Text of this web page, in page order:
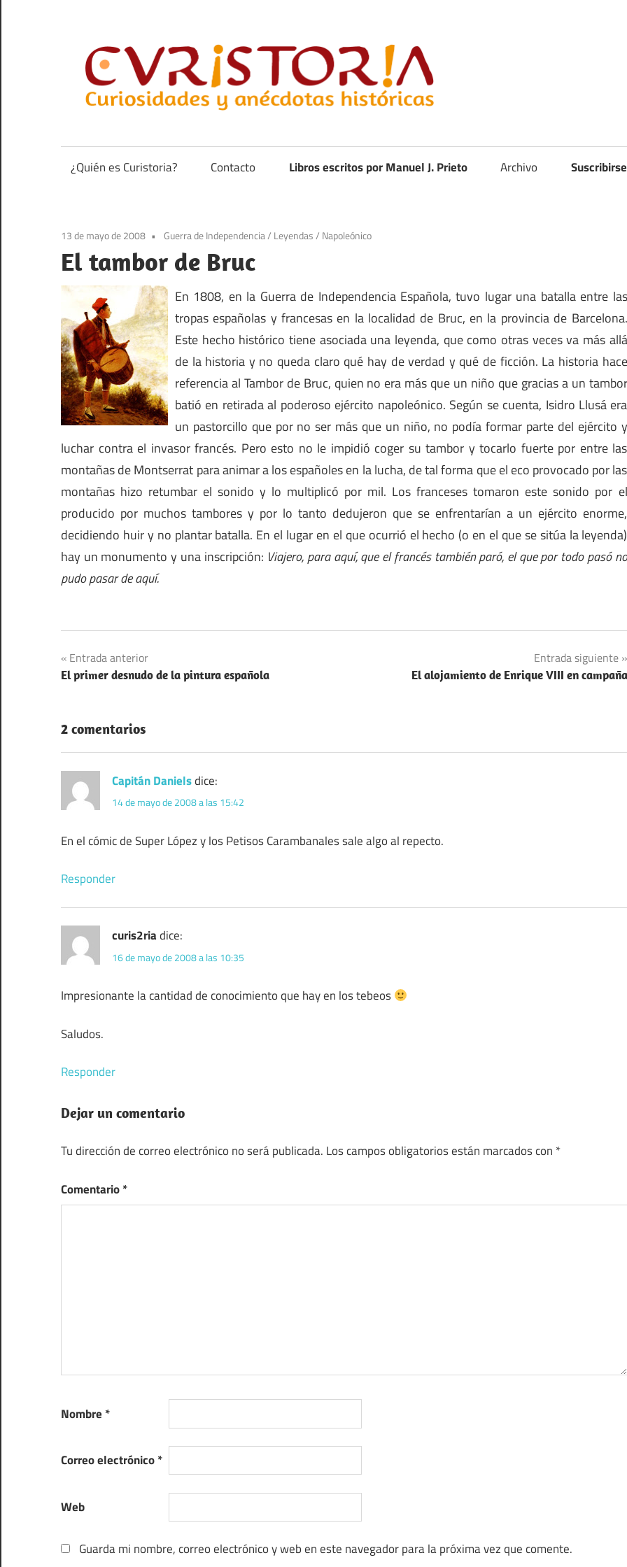
contenido
anécdotas
de
¿Quién es Curistoria? Contacto Libros escritos por Manuel J. Prieto Archivo
13 de mayo de 2008 Guerra de Independencia/ Leyendas/ Napoleónico
El tambor de Bruc
En 1808, en la Guerra de Independencia Española, tuvo lugar una batalla entre las
tropas españolas y francesas en la localidad de Bruc, en la provincia de Barcelona.
Este hecho histórico tiene asociada una leyenda, que como otras veces va más allá
de la historia y no queda claro qué hay de verdad y qué de ficción. La historia hace
referencia al Tambor de Bruc, quien no era más que un niño que gracias a un tambor
batió en retirada al poderoso ejército napoleónico. Según se cuenta, Isidro Llusá era
un pastorcillo que por no ser más que un niño, no podía formar parte del ejército y
luchar contra el invasor francés. Pero esto no le impidió coger su tambor y tocarlo fuerte por entre las
montañas de Montserrat para animar a los españoles en la lucha, de tal forma que el eco provocado por las
montañas hizo retumbar el sonido y lo multiplicó por mil. Los franceses tomaron este sonido por el
producido por muchos tambores y por lo tanto dedujeron que se enfrentarían a un ejército enorme,
decidiendo huir y no plantar batalla. En el lugar en el que ocurrió el hecho (o en el que se sitúa la leyenda)
hay un monumento y una inscripción: Viajero, para aquí, que el francés también paró, el que por todo pasó no
pudo pasar de aquí.
Navegación
de
entradas
Entrada anterior
El primer desnudo de la pintura española
Entrada siguiente
El alojamiento de Enrique VIII en campaña
2 comentarios
Capitán Danielsdice:
14 de mayo de 2008 a las 15:42
En el cómic de Super López y los Petisos Carambanales sale algo al repecto.
Responder
curis2riadice:
16 de mayo de 2008 a las 10:35
Impresionante la cantidad de conocimiento que hay en los tebeos
Saludos.
Responder
Dejar un comentario
Tu dirección de correo electrónico no será publicada. Los campos obligatorios están marcados con *
Comentario*
Nombre *
Correo electrónico*
Web
Guarda mi nombre, correo electrónico y web en este navegador para la próxima vez que comente.